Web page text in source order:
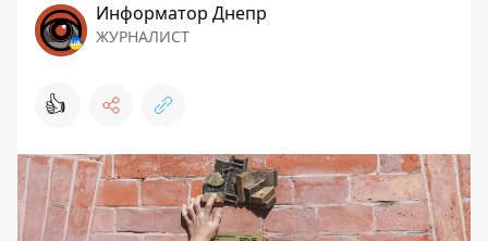
Информатор Днепр
ЖУРНАЛИСТ
👍